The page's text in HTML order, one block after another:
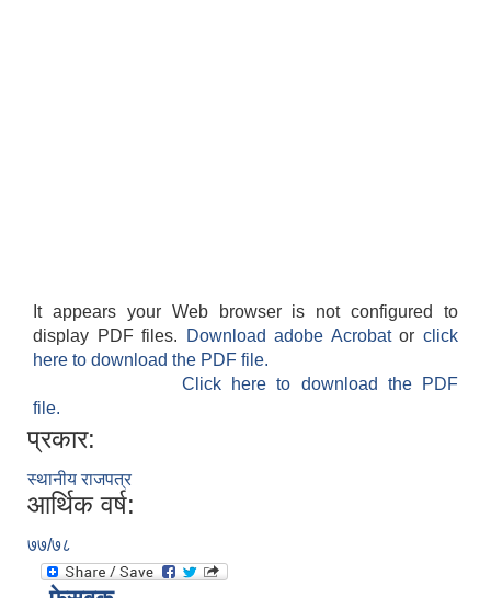
It appears your Web browser is not configured to
display PDF files.
Download adobe Acrobatorclick
here to download the PDF file.
Click here to download the PDF
file.
प्रकार:
स्थानीय राजपत्र
आर्थिक वर्ष:
७७/७८